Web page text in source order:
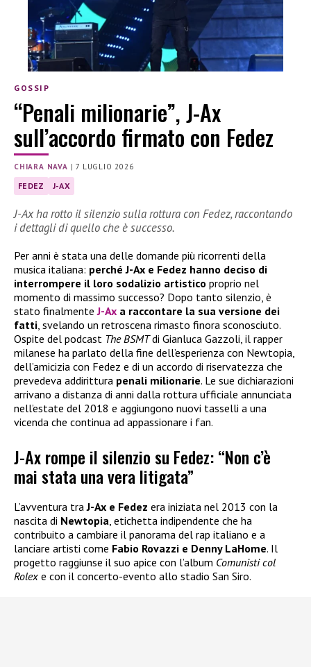
GOSSIP
“Penali milionarie”, J-Ax
sull’accordo firmato con Fedez
CHIARA NAVA |7 LUGLIO 2026
FEDEZ J-AX
J-Ax ha rotto il silenzio sulla rottura con Fedez, raccontando
i dettagli di quello che è successo.
Per anni è stata una delle domande più ricorrenti della
musica italiana: perché J-Ax e Fedez hanno deciso di
interrompere il loro sodalizio artistico proprio nel
momento di massimo successo? Dopo tanto silenzio, è
stato finalmenteJ-Ax a raccontare la sua versione dei
fatti , svelando un retroscena rimasto finora sconosciuto.
Ospite del podcast The BSMTdi Gianluca Gazzoli, il rapper
milanese ha parlato della fine dell’esperienza con Newtopia,
dell’amicizia con Fedez e di un accordo di riservatezza che
prevedeva addirittura penali milionarie. Le sue dichiarazioni
arrivano a distanza di anni dalla rottura ufficiale annunciata
nell’estate del 2018 e aggiungono nuovi tasselli a una
vicenda che continua ad appassionare i fan.
J-Ax rompe il silenzio su Fedez: “Non c’è
mai stata una vera litigata”
L’avventura traJ-Ax e Fedez era iniziata nel 2013 con la
nascita di Newtopia , etichetta indipendente che ha
contribuito a cambiare il panorama del rap italiano e a
lanciare artisti come Fabio Rovazzi e Denny LaHome. Il
progetto raggiunse il suo apice con l’album Comunisti col
Rolex e con il concerto-evento allo stadio San Siro.